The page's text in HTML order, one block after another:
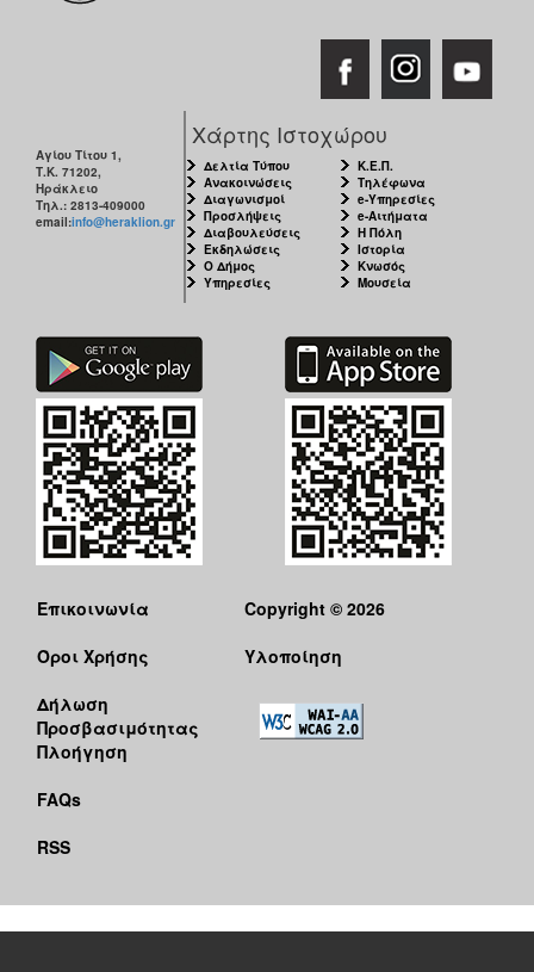
Αγίου Τίτου 1,
Τ.Κ. 71202,
Ηράκλειο
Τηλ.: 2813-409000
email:info@heraklion.gr
Χάρτης Ιστοχώρου
Δελτία Τύπου
Ανακοινώσεις
Διαγωνισμοί
Προσλήψεις
Διαβουλεύσεις
Εκδηλώσεις
Ο Δήμος
Υπηρεσίες
Κ.Ε.Π.
Τηλέφωνα
e-Υπηρεσίες
e-Αιτήματα
Η Πόλη
Ιστορία
Κνωσός
Μουσεία
Επικοινωνία
Όροι Χρήσης
Δήλωση
Προσβασιμότητας
Πλοήγηση
FAQs
RSS
Copyright © 2026
Υλοποίηση